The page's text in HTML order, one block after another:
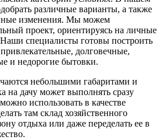
различные варианты, а также
изменения. Мы можем
проект, ориентируясь на личные
специалисты готовы построить
долговечные,
и недорогие бытовки.
небольшими габаритами и
на дачу может выполнять сразу
использовать в качестве
там склад хозяйственного
отдыха или даже переделать ее в